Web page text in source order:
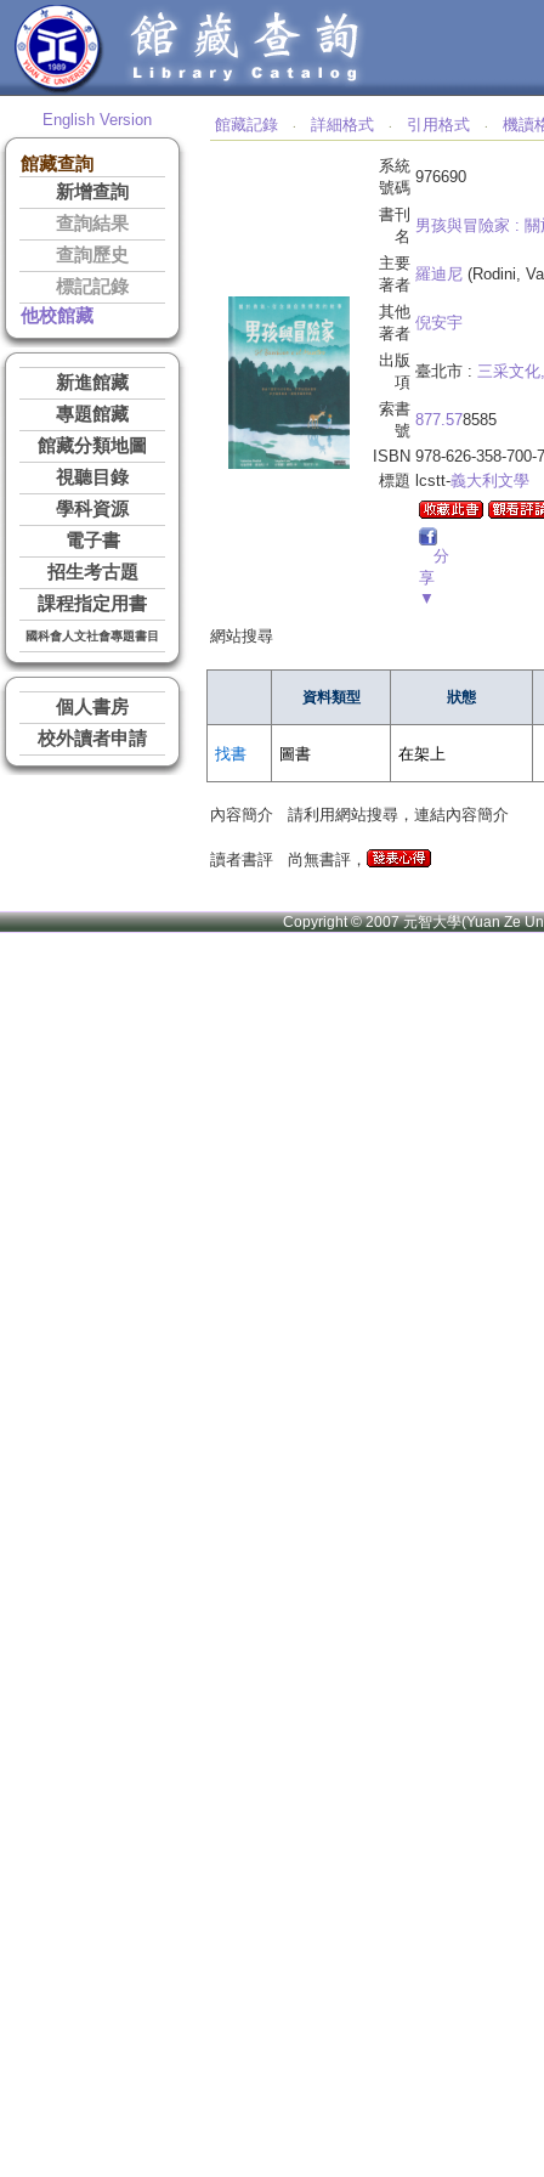
English Version
館藏查詢
新增查詢
查詢結果
查詢歷史
標記記錄
他校館藏
新進館藏
專題館藏
館藏分類地圖
視聽目錄
學科資源
電子書
招生考古題
課程指定用書
國科會人文社會專題書目
個人書房
校外讀者申請
館藏記錄 ‧ 詳細格式 ‧ 引用格式 ‧ 機讀
系統
號碼
976690
書刊
名
男孩與冒險家 :
主要
著者
羅迪尼 (Rodini,
其他
著者
倪安宇
出版
項
臺北市 : 三采文化,
索書
號
877.578585
ISBN 978-626-358-700-7
標題 lcstt-義大利文學
分
享
▼
網站搜尋
資料類型 狀態
找書 圖書 在架上
內容簡介 請利用網站搜尋，連結內容簡介
讀者書評 尚無書評，
Copyright © 2007 元智大學(Yuan Ze